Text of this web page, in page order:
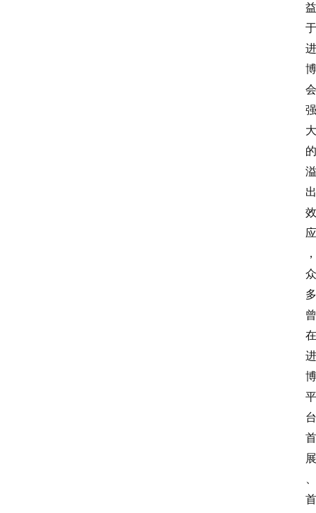
益
于
进
博
会
强
大
的
溢
出
效
应
，
众
多
曾
在
进
博
平
台
首
展
首